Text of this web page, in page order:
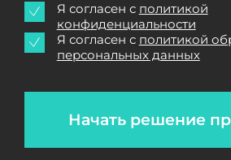
Начать решение
Я согласен с политикой
конфиденциальности
Я согласен с политикой
персональных данных